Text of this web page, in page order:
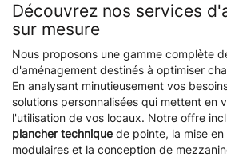
Découvrez nos services
sur mesure
Nous proposons une gamme complète
d'aménagement destinés à optimiser
En analysant minutieusement vos
solutions personnalisées qui mettent en
l'utilisation de vos locaux. Notre offre
plancher technique de pointe, la mise
modulaires et la conception de